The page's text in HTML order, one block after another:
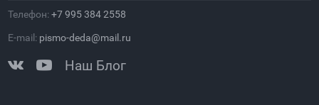
Телефон:+7 995 384 2558
E-mail: pismo-deda@mail.ru
Наш Блог